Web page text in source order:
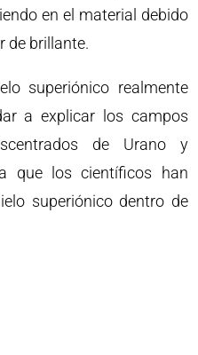
en el material debido
de brillante.
superiónico realmente
a explicar los campos
de Urano y
que los científicos han
superiónico dentro de